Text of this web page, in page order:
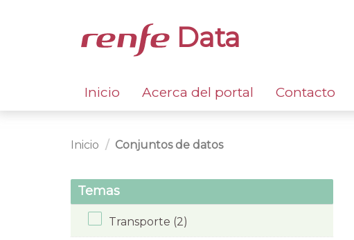
Data
Inicio Acerca del portal Contacto
Inicio Conjuntos de datos
Temas
Transporte (2)